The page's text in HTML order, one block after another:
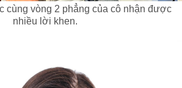
cùng vòng 2 phẳng của cô nhận được
nhiều lời khen.